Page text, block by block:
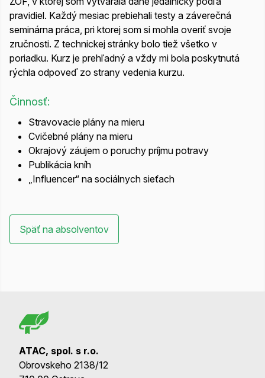
pravidiel. Každý mesiac prebiehali testy a záverečná
seminárna práca, pri ktorej som si mohla overiť svoje
zručnosti. Z technickej stránky bolo tiež všetko v
poriadku. Kurz je prehľadný a vždy mi bola poskytnutá
rýchla odpoveď zo strany vedenia kurzu.
Činnosť:
Stravovacie plány na mieru
Cvičebné plány na mieru
Okrajový záujem o poruchy príjmu potravy
Publikácia kníh
„Influencer“ na sociálnych sieťach
Späť na absolventov
ATAC, spol. s r.o.
Obrovskeho 2138/12